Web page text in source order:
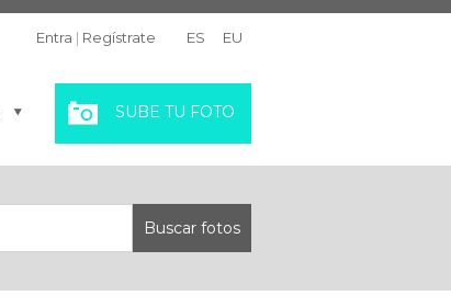
Entra | Regístrate ES EU
SUBE TU FOTO